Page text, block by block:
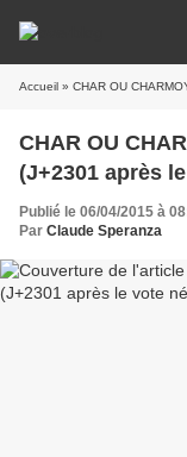
Accueil » CHAR OU
CHAR OU
(J+2301 après
Publié le 06/04/2015 à
Par Claude Speranza